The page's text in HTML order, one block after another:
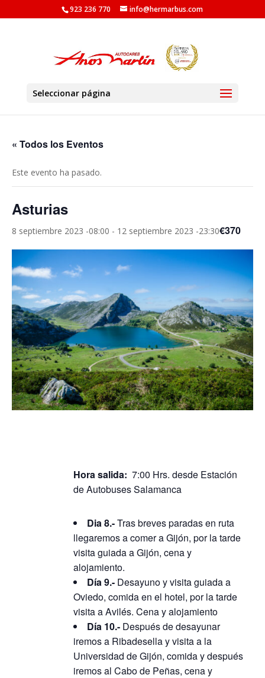
923 236 770 info@hermarbus.com
Seleccionar página
« Todos los Eventos
Este evento ha pasado.
Asturias
8 septiembre 2023 -08:00 - 12 septiembre 2023 -23:30€370
Hora salida: 7:00 Hrs. desde Estación
de Autobuses Salamanca
Dia 8.-Tras breves paradas en ruta
llegaremos a comer a Gijón, por la tarde
visita guiada a Gijón, cena y
alojamiento.
Día 9.- Desayuno y visita guiada a
Oviedo, comida en el hotel, por la tarde
visita a Avilés. Cena y alojamiento
Día 10.- Después de desayunar
iremos a Ribadesella y visita a la
Universidad de Gijón, comida y después
iremos al Cabo de Peñas, cena y